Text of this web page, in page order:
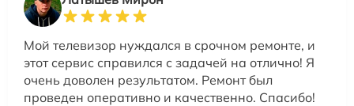
Мой телевизор нуждался в срочном ремонте, и
этот сервис справился с задачей на отлично! Я
очень доволен результатом. Ремонт был
проведен оперативно и качественно. Спасибо!